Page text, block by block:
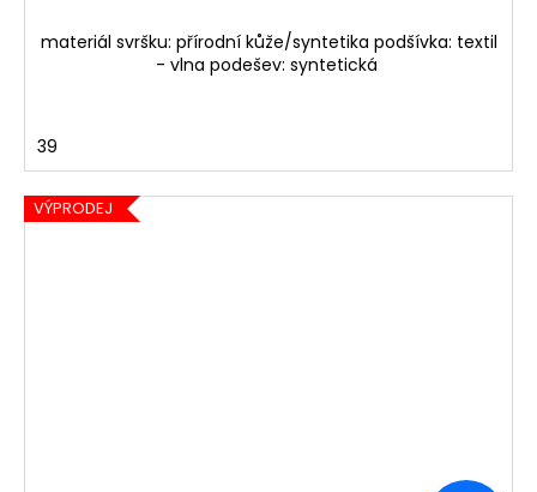
materiál svršku: přírodní kůže/syntetika podšívka: textil
- vlna podešev: syntetická
39
VÝPRODEJ